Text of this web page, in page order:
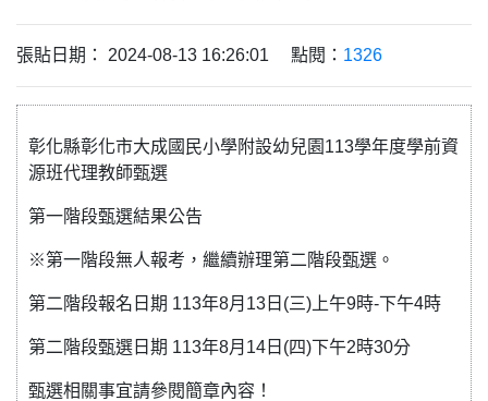
張貼日期： 2024-08-13 16:26:01 點閱： 1326
彰化縣彰化市大成國民小學附設幼兒園113學年度學前資
源班代理教師甄選
第一階段甄選結果公告
※第一階段無人報考，繼續辦理第二階段甄選。
第二階段報名日期 113年8月13日(三)上午9時-下午4時
第二階段甄選日期 113年8月14日(四)下午2時30分
甄選相關事宜請參閱簡章內容！